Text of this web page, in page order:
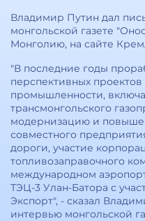
Владимир Путин дал
монгольской газете
Монголию, на сайте
"В последние годы
перспективных
промышленности,
трансмонгольского
модернизацию и
совместного
дороги, участие
топливозаправочного
международном
ТЭЦ-3 Улан-Батора с
Экспорт", - сказал
интервью монгольской